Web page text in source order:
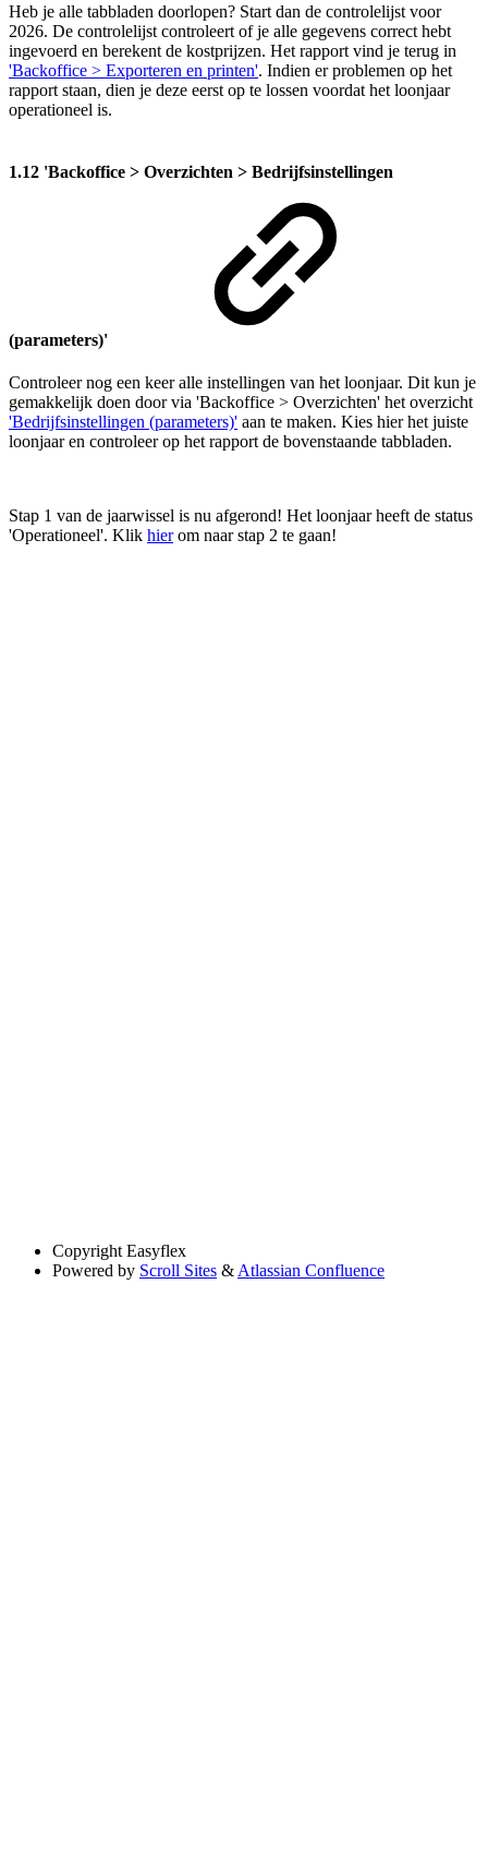
Heb je alle tabbladen doorlopen? Start dan de controlelijst voor
2026. De controlelijst controleert of je alle gegevens correct hebt
ingevoerd en berekent de kostprijzen. Het rapport vind je terug in
'Backoffice > Exporteren en printen'. Indien er problemen op het
rapport staan, dien je deze eerst op te lossen voordat het loonjaar
operationeel is.
1.12 'Backoffice > Overzichten > Bedrijfsinstellingen
(parameters)'
Controleer nog een keer alle instellingen van het loonjaar. Dit kun je
gemakkelijk doen door via 'Backoffice > Overzichten' het overzicht
'Bedrijfsinstellingen (parameters)' aan te maken. Kies hier het juiste
loonjaar en controleer op het rapport de bovenstaande tabbladen.
Stap 1 van de jaarwissel is nu afgerond! Het loonjaar heeft de status
'Operationeel'. Klik hierom naar stap 2 te gaan!
Copyright Easyflex
Powered by Scroll Sites &Atlassian Confluence